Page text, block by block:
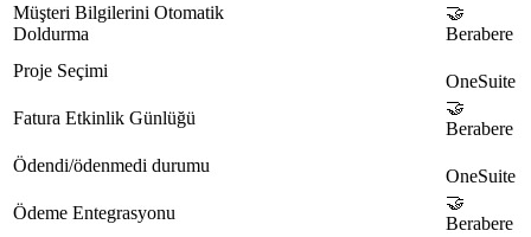
Müşteri Bilgilerini Otomatik
Doldurma
🤝
Berabere
Proje Seçimi
OneSuite
Fatura Etkinlik Günlüğü
🤝
Berabere
Ödendi/ödenmedi durumu
OneSuite
Ödeme Entegrasyonu
🤝
Berabere